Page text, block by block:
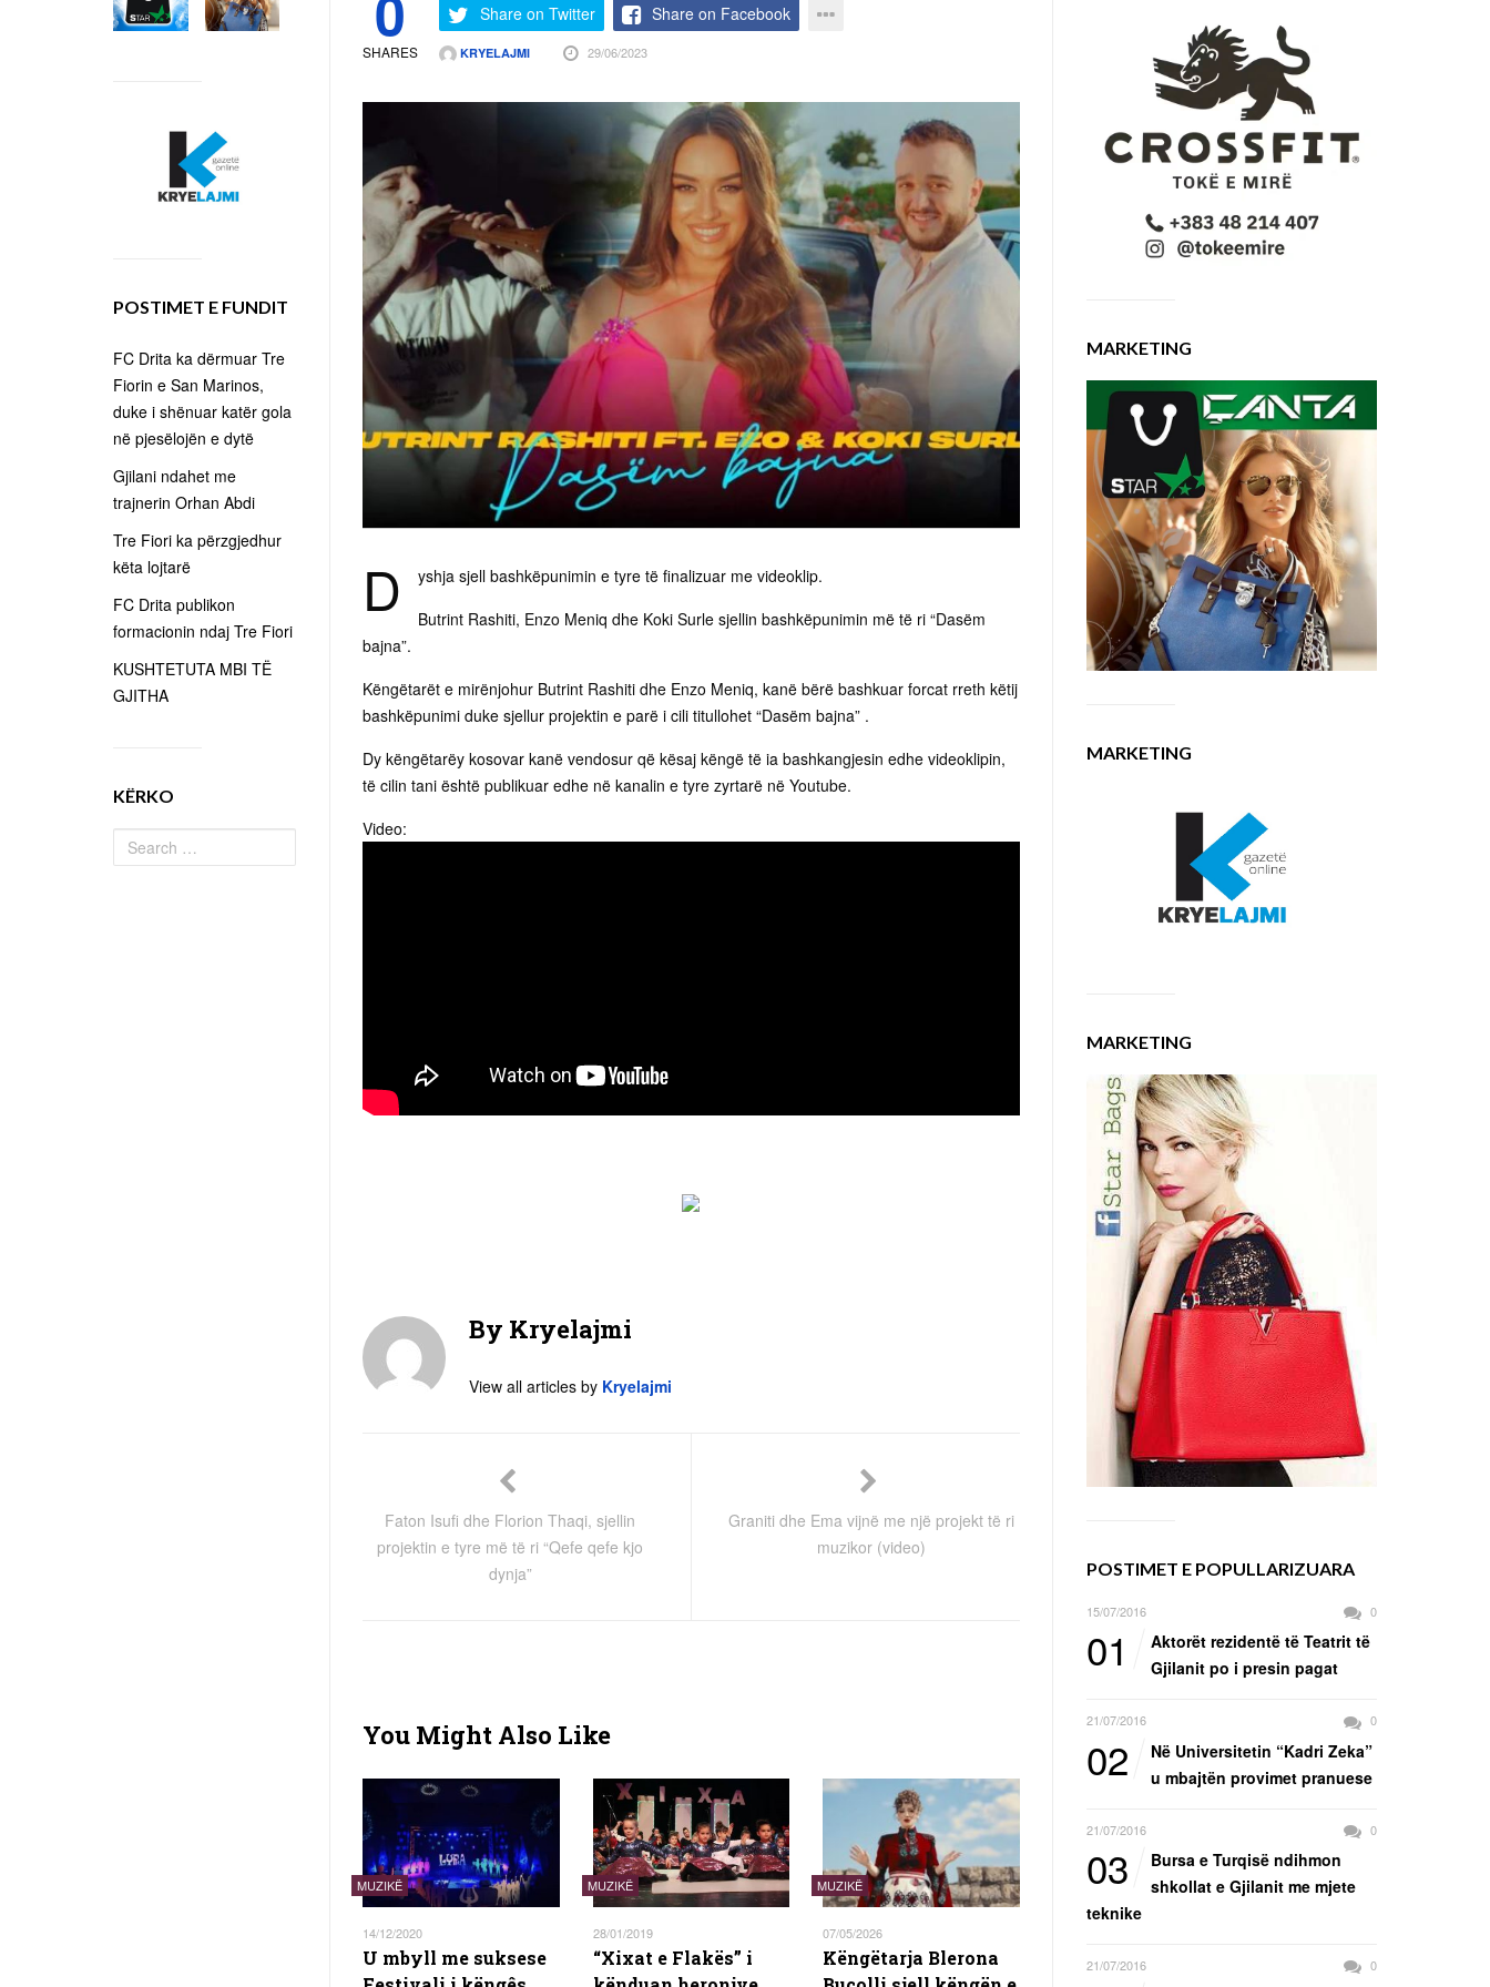
SHARES
Share on Twitter Share on Facebook
KRYELAJMI 29/06/2023
D
yshja sjell bashkëpunimin e tyre të finalizuar me videoklip.
Butrint Rashiti, Enzo Meniq dhe Koki Surle sjellin bashkëpunimin më të ri “Dasëm
bajna”.
Këngëtarët e mirënjohur Butrint Rashiti dhe Enzo Meniq, kanë bërë bashkuar forcat rreth këtij
bashkëpunimi duke sjellur projektin e parë i cili titullohet “Dasëm bajna” .
Dy këngëtarëy kosovar kanë vendosur që kësaj këngë të ia bashkangjesin edhe videoklipin,
të cilin tani është publikuar edhe në kanalin e tyre zyrtarë në Youtube.
Video:
By Kryelajmi
View all articles by Kryelajmi
Faton Isufi dhe Florion Thaqi, sjellin
projektin e tyre më të ri “Qefe qefe kjo
dynja”
Graniti dhe Ema vijnë me një projekt të ri
muzikor (video)
You Might Also Like
MUZIKË
14/12/2020
U mbyll me suksese
MUZIKË
28/01/2019
“Xixat e Flakës” i
MUZIKË
07/05/2026
Këngëtarja Blerona
MARKETING
MARKETING
MARKETING
POSTIMET E POPULLARIZUARA
15/07/2016 0
01
Aktorët rezidentë të Teatrit të
Gjilanit po i presin pagat
21/07/2016 0
02
Në Universitetin “Kadri Zeka”
u mbajtën provimet pranuese
21/07/2016 0
03
Bursa e Turqisë ndihmon
shkollat e Gjilanit me mjete
teknike
21/07/2016 0
POSTIMET E FUNDIT
FC Drita ka dërmuar Tre
Fiorin e San Marinos,
duke i shënuar katër gola
në pjesëlojën e dytë
Gjilani ndahet me
trajnerin Orhan Abdi
Tre Fiori ka përzgjedhur
këta lojtarë
FC Drita publikon
formacionin ndaj Tre Fiori
KUSHTETUTA MBI TË
GJITHA
KËRKO